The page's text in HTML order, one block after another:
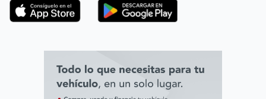
Línea ética ADL digital Lab